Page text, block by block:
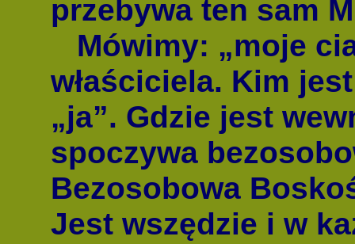
przebywa ten sam
Mówimy: „moje
właściciela. Kim
„ja”. Gdzie jest
spoczywa
Bezosobowa
Jest wszędzie i w